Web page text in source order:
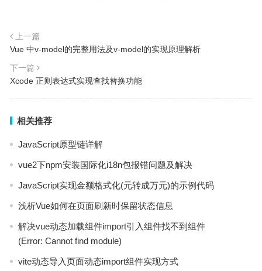
上一篇
Vue 中v-model的完整用法及v-model的实现原理解析
下一篇
Xcode 正则表达式实现查找替换功能
相关推荐
JavaScript原型链详解
vue2下npm安装国际化i18n包报错问题及解决
JavaScript实现金额格式化(元转成万元)的示例代码
浅析Vue如何在页面刷新时保留状态信息
解决vue动态加载组件import引入组件找不到组件
(Error: Cannot find module)
vite动态导入页面动态import组件实现方式